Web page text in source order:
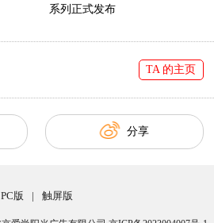
系列正式发布
TA 的主页
分享
PC版 | 触屏版